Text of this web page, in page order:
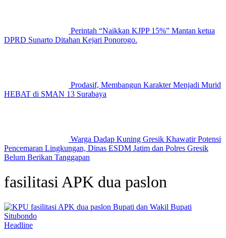
Perintah “Naikkan KJPP 15%” Mantan ketua
DPRD Sunarto Ditahan Kejari Ponorogo.
Prodasif, Membangun Karakter Menjadi Murid
HEBAT di SMAN 13 Surabaya
Warga Dadap Kuning Gresik Khawatir Potensi
Pencemaran Lingkungan, Dinas ESDM Jatim dan Polres Gresik
Belum Berikan Tanggapan
fasilitasi APK dua paslon
Headline